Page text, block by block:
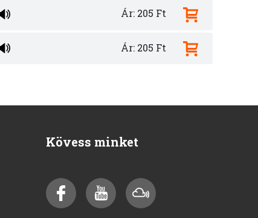
Ár: 205 Ft
Ár: 205 Ft
Kövess minket